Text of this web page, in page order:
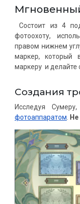
Состоит из 4
фотоохоту,
правом нижнем
маркер, который
маркеру и делайте
Создания
Исследуя
фотоаппаратом